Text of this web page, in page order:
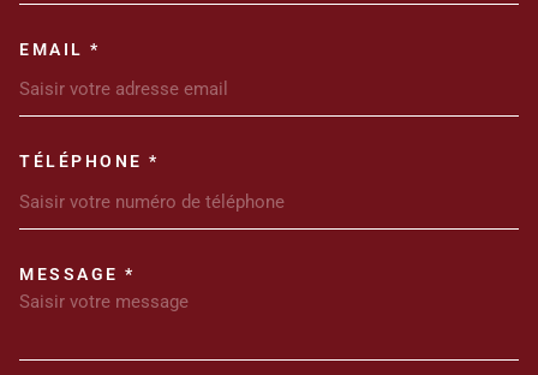
EMAIL *
TÉLÉPHONE *
TRAD_MELTEM_VOREDEMANDE
MESSAGE *